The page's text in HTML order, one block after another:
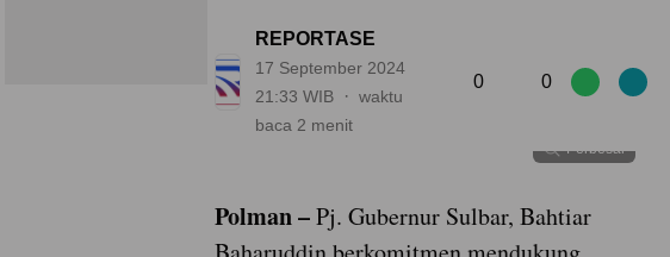
REPORTASE
17 September 2024
21:33 WIB
waktu
baca 2 menit
0 0
Perbesar
Polman –Pj. Gubernur Sulbar, Bahtiar